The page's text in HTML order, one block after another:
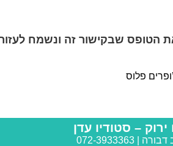
הטופס שבקישור זה ונשמח
פלוס
– סטודיו עדן
| 072-3933363